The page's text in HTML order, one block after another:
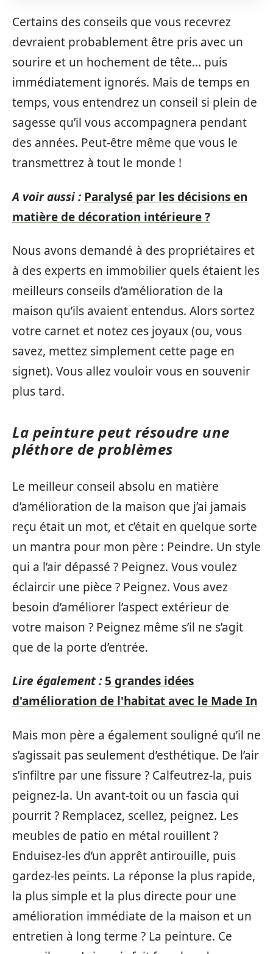
Certains des conseils que vous recevrez
devraient probablement être pris avec un
sourire et un hochement de tête… puis
immédiatement ignorés. Mais de temps en
temps, vous entendrez un conseil si plein de
sagesse qu’il vous accompagnera pendant
des années. Peut-être même que vous le
transmettrez à tout le monde !
A voir aussi : Paralysé par les décisions en
matière de décoration intérieure ?
Nous avons demandé à des propriétaires et
à des experts en immobilier quels étaient les
meilleurs conseils d’amélioration de la
maison qu’ils avaient entendus. Alors sortez
votre carnet et notez ces joyaux (ou, vous
savez, mettez simplement cette page en
signet). Vous allez vouloir vous en souvenir
plus tard.
La peinture peut résoudre une
pléthore de problèmes
Le meilleur conseil absolu en matière
d’amélioration de la maison que j’ai jamais
reçu était un mot, et c’était en quelque sorte
un mantra pour mon père : Peindre. Un style
qui a l’air dépassé ? Peignez. Vous voulez
éclaircir une pièce ? Peignez. Vous avez
besoin d’améliorer l’aspect extérieur de
votre maison ? Peignez même s’il ne s’agit
que de la porte d’entrée.
Lire également : 5 grandes idées
d'amélioration de l'habitat avec le Made In
Mais mon père a également souligné qu’il ne
s’agissait pas seulement d’esthétique. De l’air
s’infiltre par une fissure ? Calfeutrez-la, puis
peignez-la. Un avant-toit ou un fascia qui
pourrit ? Remplacez, scellez, peignez. Les
meubles de patio en métal rouillent ?
Enduisez-les d’un apprêt antirouille, puis
gardez-les peints. La réponse la plus rapide,
la plus simple et la plus directe pour une
amélioration immédiate de la maison et un
entretien à long terme ? La peinture. Ce